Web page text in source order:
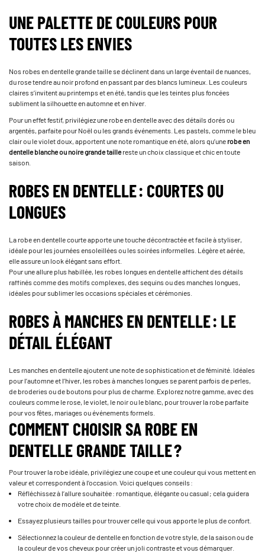
UNE PALETTE DE COULEURS POUR
TOUTES LES ENVIES
Nos robes en dentelle grande taille se déclinent dans un large éventail de nuances,
du rose tendre au noir profond en passant par des blancs lumineux. Les couleurs
claires s’invitent au printemps et en été, tandis que les teintes plus foncées
subliment la silhouette en automne et en hiver.
Pour un effet festif, privilégiez une robe en dentelle avec des détails dorés ou
argentés, parfaite pour Noël ou les grands événements. Les pastels, comme le bleu
clair ou le violet doux, apportent une note romantique en été, alors qu’unerobe en
dentelle blanche ou noire grande taillereste un choix classique et chic en toute
saison.
ROBES EN DENTELLE : COURTES OU
LONGUES
La robe en dentelle courte apporte une touche décontractée et facile à styliser,
idéale pour les journées ensoleillées ou les soirées informelles. Légère et aérée,
elle assure un look élégant sans effort.
Pour une allure plus habillée, les robes longues en dentelle affichent des détails
raffinés comme des motifs complexes, des sequins ou des manches longues,
idéales pour sublimer les occasions spéciales et cérémonies.
ROBES À MANCHES EN DENTELLE : LE
DÉTAIL ÉLÉGANT
Les manches en dentelle ajoutent une note de sophistication et de féminité. Idéales
pour l’automne et l’hiver, les robes à manches longues se parent parfois de perles,
de broderies ou de boutons pour plus de charme. Explorez notre gamme, avec des
couleurs comme le rose, le violet, le noir ou le blanc, pour trouver la robe parfaite
pour vos fêtes, mariages ou événements formels.
COMMENT CHOISIR SA ROBE EN
DENTELLE GRANDE TAILLE ?
Pour trouver la robe idéale, privilégiez une coupe et une couleur qui vous mettent en
valeur et correspondent à l’occasion. Voici quelques conseils :
Réfléchissez à l’allure souhaitée : romantique, élégante ou casual ; cela guidera
votre choix de modèle et de teinte.
Essayez plusieurs tailles pour trouver celle qui vous apporte le plus de confort.
Sélectionnez la couleur de dentelle en fonction de votre style, de la saison ou de
la couleur de vos cheveux pour créer un joli contraste et vous démarquer.